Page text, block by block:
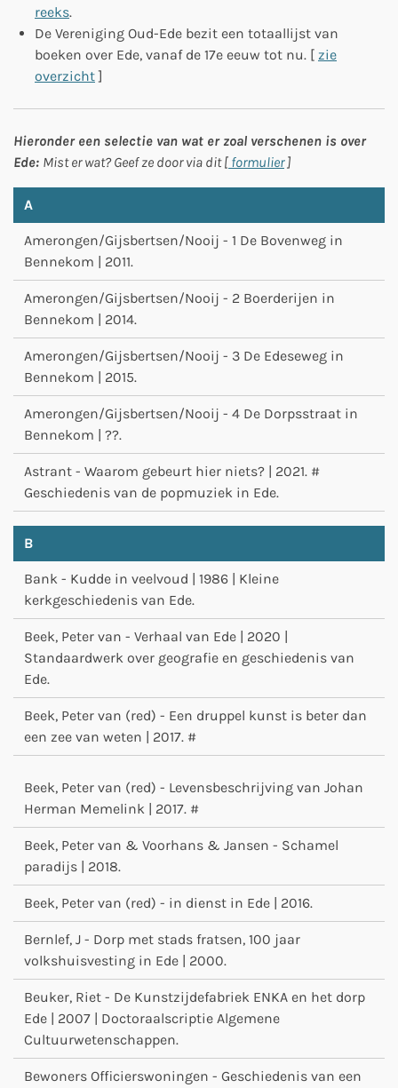
reeks.
De Vereniging Oud-Ede bezit een totaallijst van
boeken over Ede, vanaf de 17e eeuw tot nu. [ zie
overzicht]
Hieronder een selectie van wat er zoal verschenen is over
Ede: Mist er wat? Geef ze door via dit [ formulier]
A
Amerongen/Gijsbertsen/Nooij - 1 De Bovenweg in
Bennekom | 2011.
Amerongen/Gijsbertsen/Nooij - 2 Boerderijen in
Bennekom | 2014.
Amerongen/Gijsbertsen/Nooij - 3 De Edeseweg in
Bennekom | 2015.
Amerongen/Gijsbertsen/Nooij - 4 De Dorpsstraat in
Bennekom | ??.
Astrant - Waarom gebeurt hier niets? | 2021. #
Geschiedenis van de popmuziek in Ede.
B
Bank - Kudde in veelvoud | 1986 | Kleine
kerkgeschiedenis van Ede.
Beek, Peter van - Verhaal van Ede | 2020 |
Standaardwerk over geografie en geschiedenis van
Ede.
Beek, Peter van (red) - Een druppel kunst is beter dan
een zee van weten | 2017. #
Beek, Peter van (red) - Levensbeschrijving van Johan
Herman Memelink | 2017. #
Beek, Peter van & Voorhans & Jansen - Schamel
paradijs | 2018.
Beek, Peter van (red) - in dienst in Ede | 2016.
Bernlef, J - Dorp met stads fratsen, 100 jaar
volkshuisvesting in Ede | 2000.
Beuker, Riet - De Kunstzijdefabriek ENKA en het dorp
Ede | 2007 | Doctoraalscriptie Algemene
Cultuurwetenschappen.
Bewoners Officierswoningen - Geschiedenis van een